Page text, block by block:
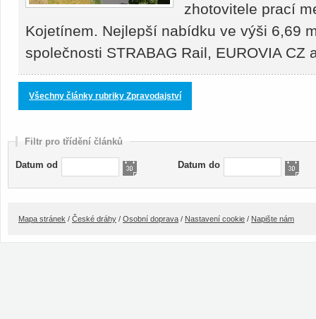
zhotovitele prací
Kojetínem. Nejlepší nabídku ve výši 6,69
společnosti STRABAG Rail, EUROVIA
Všechny články rubriky Zpravodajství
Filtr pro třídění článků
Datum od Datum do
Mapa stránek / České dráhy / Osobní doprava / Nastavení cookie / Napište nám